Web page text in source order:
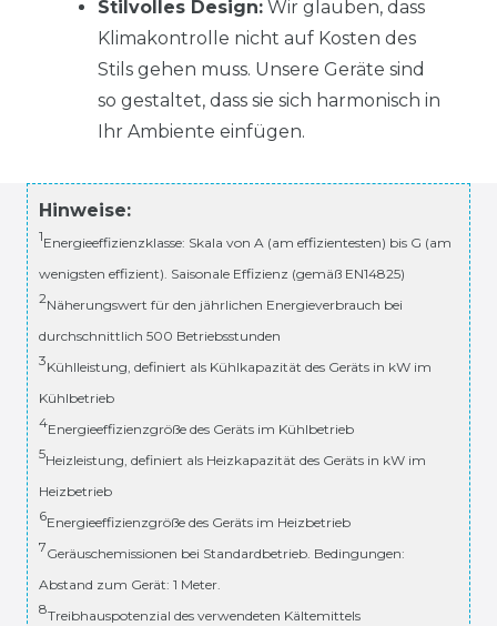
Stilvolles Design: Wir glauben, dass
Klimakontrolle nicht auf Kosten des
Stils gehen muss. Unsere Geräte sind
so gestaltet, dass sie sich harmonisch in
Ihr Ambiente einfügen.
Hinweise:
1Energieeffizienzklasse: Skala von A (am effizientesten) bis G (am
wenigsten effizient). Saisonale Effizienz (gemäß EN14825)
2Näherungswert für den jährlichen Energieverbrauch bei
durchschnittlich 500 Betriebsstunden
3Kühlleistung, definiert als Kühlkapazität des Geräts in kW im
Kühlbetrieb
4Energieeffizienzgröße des Geräts im Kühlbetrieb
5Heizleistung, definiert als Heizkapazität des Geräts in kW im
Heizbetrieb
6Energieeffizienzgröße des Geräts im Heizbetrieb
7Geräuschemissionen bei Standardbetrieb. Bedingungen:
Abstand zum Gerät: 1 Meter.
8Treibhauspotenzial des verwendeten Kältemittels